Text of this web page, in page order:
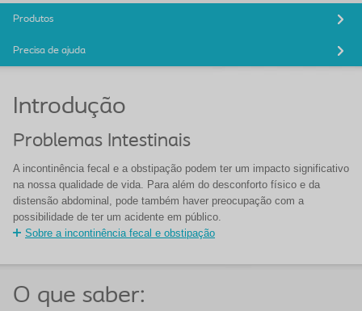
Produtos
Precisa de ajuda
Introdução
Problemas Intestinais
A incontinência fecal e a obstipação podem ter um impacto significativo
na nossa qualidade de vida. Para além do desconforto físico e da
distensão abdominal, pode também haver preocupação com a
possibilidade de ter um acidente em público.
Sobre a incontinência fecal e obstipação
O que saber: